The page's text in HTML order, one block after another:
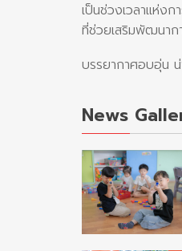
เป็นช่วงเวลาแห่งก
ที่ช่วยเสริมพัฒนาก
บรรยากาศอบอุ่น
News